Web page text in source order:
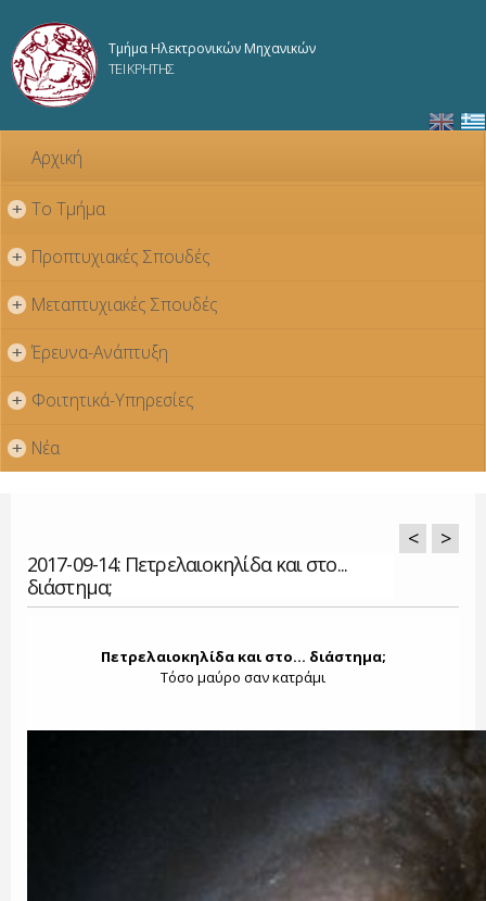
κυρίως
Τμήμα Ηλεκτρονικών Μηχανικών
ΤΕΙ ΚΡΗΤΗΣ
Αρχική
+ Το Τμήμα
+ Προπτυχιακές Σπουδές
+ Μεταπτυχιακές Σπουδές
+ Έρευνα-Ανάπτυξη
+ Φοιτητικά-Υπηρεσίες
+ Νέα
2017-09-14: Πετρελαιοκηλίδα και στο...
διάστημα;
< >
Πετρελαιοκηλίδα και στο... διάστημα;
Tόσο μαύρο σαν κατράμι